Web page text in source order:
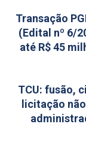
Transação
(Edital nº 6/
até R$ 45
TCU: fusão,
licitação